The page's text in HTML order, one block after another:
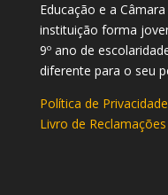
Educação e a
instituição forma
9º ano de
diferente para o seu
Política de Privacidade
Livro de Reclamações